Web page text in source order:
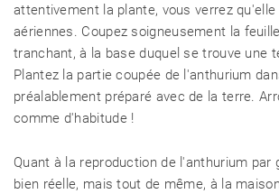
attentivement la plante, vous verrez
aériennes. Coupez soigneusement la
tranchant, à la base duquel se trouve une
Plantez la partie coupée de l'anthurium
préalablement préparé avec de la terre.
comme d'habitude !
Quant à la reproduction de l'anthurium par
bien réelle, mais tout de même, à la